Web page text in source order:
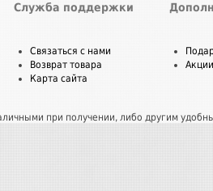
Служба поддержки
Связаться с нами
Возврат товара
Карта сайта
Акции
при получении, либо другим